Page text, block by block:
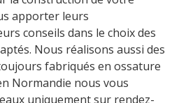
apporter leurs
conseils dans le choix des
Nous réalisons aussi des
fabriqués en ossature
Normandie nous vous
uniquement sur rendez-